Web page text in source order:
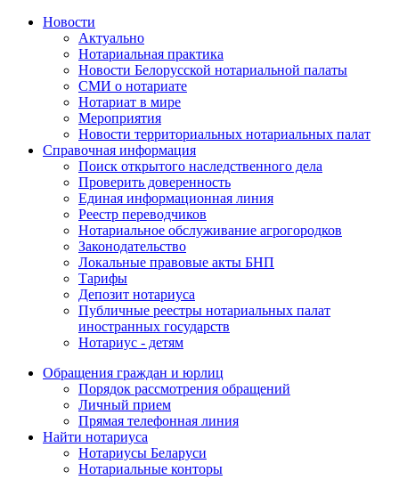
Новости
Актуально
Нотариальная практика
Новости Белорусской нотариальной палаты
СМИ о нотариате
Нотариат в мире
Мероприятия
Новости территориальных нотариальных палат
Справочная информация
Поиск открытого наследственного дела
Проверить доверенность
Единая информационная линия
Реестр переводчиков
Нотариальное обслуживание агрогородков
Законодательство
Локальные правовые акты БНП
Тарифы
Депозит нотариуса
Публичные реестры нотариальных палат
иностранных государств
Нотариус - детям
Обращения граждан и юрлиц
Порядок рассмотрения обращений
Личный прием
Прямая телефонная линия
Найти нотариуса
Нотариусы Беларуси
Нотариальные конторы